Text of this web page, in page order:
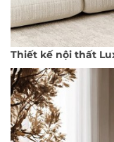
Thiết kế nội thất